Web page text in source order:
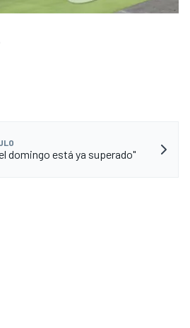
domingo está ya superado"